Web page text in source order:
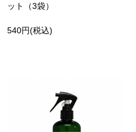
ット（3袋）
540円(税込)